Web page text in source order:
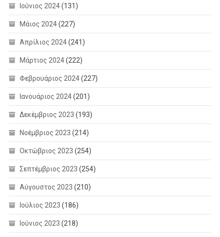
Ιούνιος 2024(131)
Μάιος 2024(227)
Απρίλιος 2024(241)
Μάρτιος 2024(222)
Φεβρουάριος 2024(227)
Ιανουάριος 2024(201)
Δεκέμβριος 2023 (193)
Νοέμβριος 2023 (214)
Οκτώβριος 2023 (254)
Σεπτέμβριος 2023 (254)
Αύγουστος 2023 (210)
Ιούλιος 2023 (186)
Ιούνιος 2023 (218)